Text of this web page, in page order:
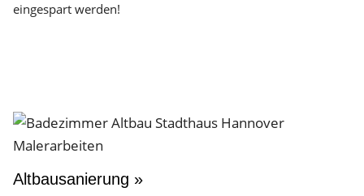
eingespart werden!
Altbausanierung »